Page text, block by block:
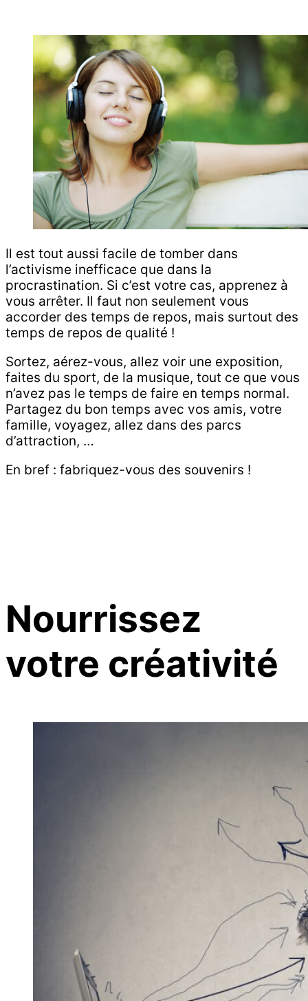
Il est tout aussi facile de tomber dans
l’activisme inefficace que dans la
procrastination. Si c’est votre cas, apprenez à
vous arrêter. Il faut non seulement vous
accorder des temps de repos, mais surtout des
temps de repos de qualité !
Sortez, aérez-vous, allez voir une exposition,
faites du sport, de la musique, tout ce que vous
n’avez pas le temps de faire en temps normal.
Partagez du bon temps avec vos amis, votre
famille, voyagez, allez dans des parcs
d’attraction, …
En bref : fabriquez-vous des souvenirs !
Nourrissez
votre créativité